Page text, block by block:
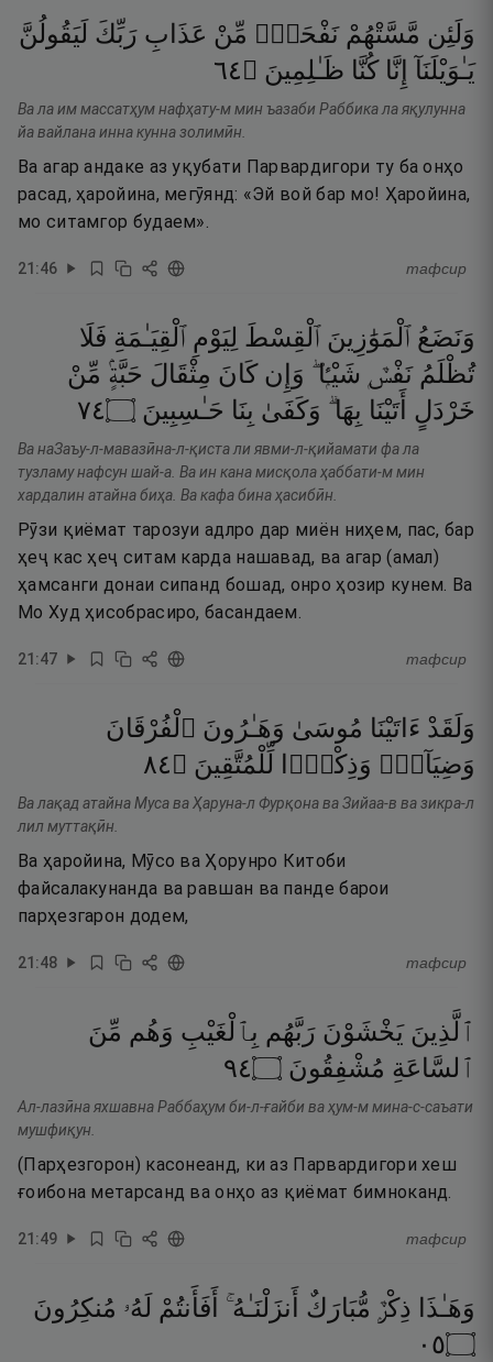
وَلَئِن مَّسَّتْهُمْ نَفْحَةٌۭ مِّنْ عَذَابِ رَبِّكَ لَيَقُولُنَّ
يَـٰوَيْلَنَآ إِنَّا كُنَّا ظَـٰلِمِينَ ۝٤٦
Ва ла им массатҳум нафҳату-м мин ъазаби Раббика ла яқулунна
йа вайлана инна кунна золимӣн.
Ва агар андаке аз уқубати Парвардигори ту ба онҳо
расад, ҳаройина, мегӯянд: «Эй вой бар мо! Ҳаройина,
мо ситамгор будаем».
21:46 тафсир
وَنَضَعُ ٱلْمَوَٰزِينَ ٱلْقِسْطَ لِيَوْمِ ٱلْقِيَـٰمَةِ فَلَا
تُظْلَمُ نَفْسٌۭ شَيْـًۭٔا ۖ وَإِن كَانَ مِثْقَالَ حَبَّةٍۢ مِّنْ
خَرْدَلٍ أَتَيْنَا بِهَا ۗ وَكَفَىٰ بِنَا حَـٰسِبِينَ ۝٤٧
Ва наЗаъу-л-мавазӣна-л-қиста ли явми-л-қийамати фа ла
тузламу нафсун шай-а. Ва ин кана мисқола ҳаббати-м мин
хардалин атайна биҳа. Ва кафа бина ҳасибӣн.
Рӯзи қиёмат тарозуи адлро дар миён ниҳем, пас, бар
ҳеҷ кас ҳеҷ ситам карда нашавад, ва агар (амал)
ҳамсанги донаи сипанд бошад, онро ҳозир кунем. Ва
Мо Худ ҳисобрасиро, басандаем.
21:47 тафсир
وَلَقَدْ ءَاتَيْنَا مُوسَىٰ وَهَـٰرُونَ ٱلْفُرْقَانَ
وَضِيَآءًۭ وَذِكْرًۭا لِّلْمُتَّقِينَ ۝٤٨
Ва лақад атайна Муса ва Ҳаруна-л Фурқона ва Зийаа-в ва зикра-л
лил муттақӣн.
Ва ҳаройина, Мӯсо ва Ҳорунро Китоби
файсалакунанда ва равшан ва панде барои
парҳезгарон додем,
21:48 тафсир
ٱلَّذِينَ يَخْشَوْنَ رَبَّهُم بِٱلْغَيْبِ وَهُم مِّنَ
ٱلسَّاعَةِ مُشْفِقُونَ ۝٤٩
Ал-лазӣна яхшавна Раббаҳум би-л-ғайби ва ҳум-м мина-с-саъати
мушфиқун.
(Парҳезгорон) касонеанд, ки аз Парвардигори хеш
ғоибона метарсанд ва онҳо аз қиёмат бимноканд.
21:49 тафсир
وَهَـٰذَا ذِكْرٌۭ مُّبَارَكٌ أَنزَلْنَـٰهُ ۚ أَفَأَنتُمْ لَهُۥ مُنكِرُونَ
۝٥٠